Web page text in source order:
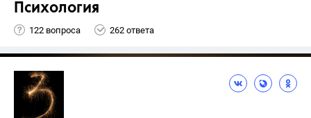
Психология
122 вопроса 262 ответа